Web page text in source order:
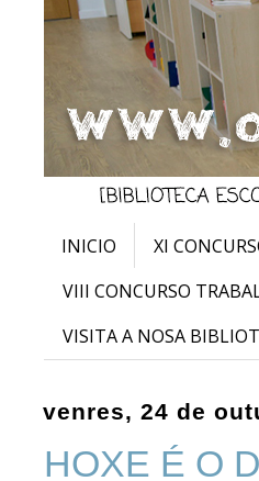
INICIO
XI
VIII CONCURSO
VISITA A NOSA
venres, 24 de
HOXE É O